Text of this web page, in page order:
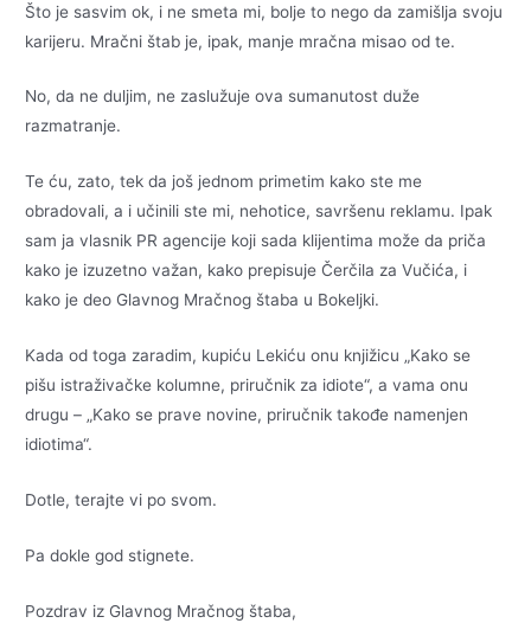
Što je sasvim ok, i ne smeta mi, bolje to nego da zamišlja svoju
karijeru. Mračni štab je, ipak, manje mračna misao od te.
No, da ne duljim, ne zaslužuje ova sumanutost duže
razmatranje.
Te ću, zato, tek da još jednom primetim kako ste me
obradovali, a i učinili ste mi, nehotice, savršenu reklamu. Ipak
sam ja vlasnik PR agencije koji sada klijentima može da priča
kako je izuzetno važan, kako prepisuje Čerčila za Vučića, i
kako je deo Glavnog Mračnog štaba u Bokeljki.
Kada od toga zaradim, kupiću Lekiću onu knjižicu „Kako se
pišu istraživačke kolumne, priručnik za idiote“, a vama onu
drugu – „Kako se prave novine, priručnik takođe namenjen
idiotima“.
Dotle, terajte vi po svom.
Pa dokle god stignete.
Pozdrav iz Glavnog Mračnog štaba,